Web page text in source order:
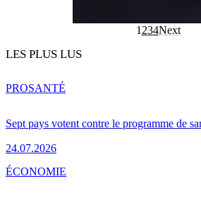
1 234Next
LES PLUS LUS
Sept pays votent contre le programme de
24.07.2026
PROSANTÉ
ÉCONOMIE